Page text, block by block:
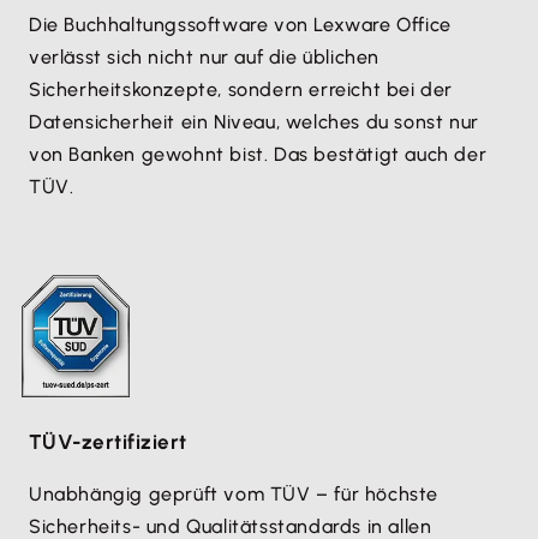
Die Buchhaltungssoftware von Lexware Office
verlässt sich nicht nur auf die üblichen
Sicherheitskonzepte, sondern erreicht bei der
Datensicherheit ein Niveau, welches du sonst nur
von Banken gewohnt bist. Das bestätigt auch der
TÜV.
TÜV-zertifiziert
Unabhängig geprüft vom TÜV – für höchste
Sicherheits- und Qualitätsstandards in allen